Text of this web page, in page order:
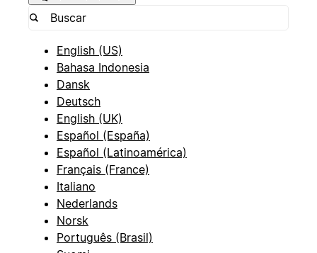
English (US)
Bahasa Indonesia
Dansk
Deutsch
English (UK)
Español (España)
Español (Latinoamérica)
Français (France)
Italiano
Nederlands
Norsk
Português (Brasil)